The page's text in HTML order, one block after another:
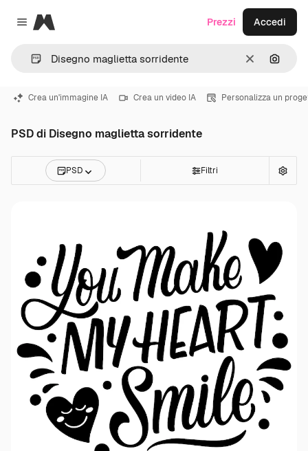
Close menu
Magnific
CancellaCerca
Prezzi Accedi
Crea un'immagine IA Crea un video IA Personalizza un
PSD di Disegno maglietta sorridente
PSD Filtri